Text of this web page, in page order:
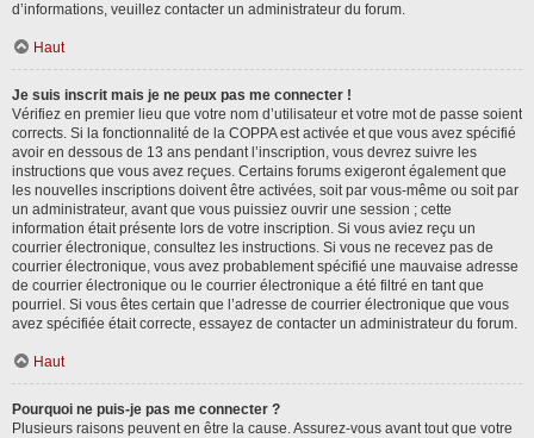
d’informations, veuillez contacter un administrateur du forum.
Haut
Je suis inscrit mais je ne peux pas me connecter !
Vérifiez en premier lieu que votre nom d’utilisateur et votre mot de passe soient
corrects. Si la fonctionnalité de la COPPA est activée et que vous avez spécifié
avoir en dessous de 13 ans pendant l’inscription, vous devrez suivre les
instructions que vous avez reçues. Certains forums exigeront également que
les nouvelles inscriptions doivent être activées, soit par vous-même ou soit par
un administrateur, avant que vous puissiez ouvrir une session ; cette
information était présente lors de votre inscription. Si vous aviez reçu un
courrier électronique, consultez les instructions. Si vous ne recevez pas de
courrier électronique, vous avez probablement spécifié une mauvaise adresse
de courrier électronique ou le courrier électronique a été filtré en tant que
pourriel. Si vous êtes certain que l’adresse de courrier électronique que vous
avez spécifiée était correcte, essayez de contacter un administrateur du forum.
Haut
Pourquoi ne puis-je pas me connecter ?
Plusieurs raisons peuvent en être la cause. Assurez-vous avant tout que votre